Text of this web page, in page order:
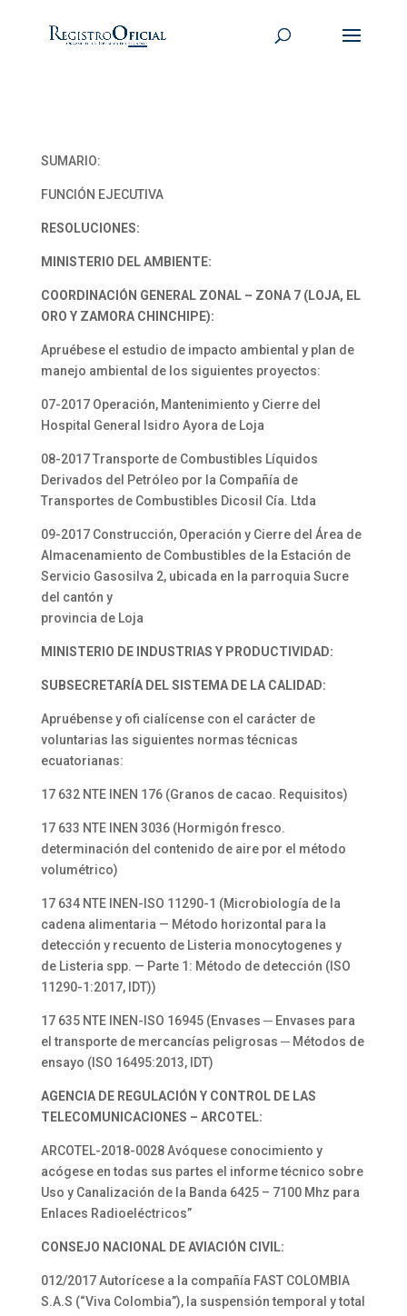
SUMARIO:
FUNCIÓN EJECUTIVA
RESOLUCIONES:
MINISTERIO DEL AMBIENTE:
COORDINACIÓN GENERAL ZONAL – ZONA 7 (LOJA, EL
ORO Y ZAMORA CHINCHIPE):
Apruébese el estudio de impacto ambiental y plan de
manejo ambiental de los siguientes proyectos:
07-2017 Operación, Mantenimiento y Cierre del
Hospital General Isidro Ayora de Loja
08-2017 Transporte de Combustibles Líquidos
Derivados del Petróleo por la Compañía de
Transportes de Combustibles Dicosil Cía. Ltda
09-2017 Construcción, Operación y Cierre del Área de
Almacenamiento de Combustibles de la Estación de
Servicio Gasosilva 2, ubicada en la parroquia Sucre
del cantón y
provincia de Loja
MINISTERIO DE INDUSTRIAS Y PRODUCTIVIDAD:
SUBSECRETARÍA DEL SISTEMA DE LA CALIDAD:
Apruébense y ofi cialícense con el carácter de
voluntarias las siguientes normas técnicas
ecuatorianas:
17 632 NTE INEN 176 (Granos de cacao. Requisitos)
17 633 NTE INEN 3036 (Hormigón fresco.
determinación del contenido de aire por el método
volumétrico)
17 634 NTE INEN-ISO 11290-1 (Microbiología de la
cadena alimentaria — Método horizontal para la
detección y recuento de Listeria monocytogenes y
de Listeria spp. — Parte 1: Método de detección (ISO
11290-1:2017, IDT))
17 635 NTE INEN-ISO 16945 (Envases ─ Envases para
el transporte de mercancías peligrosas ─ Métodos de
ensayo (ISO 16495:2013, IDT)
AGENCIA DE REGULACIÓN Y CONTROL DE LAS
TELECOMUNICACIONES – ARCOTEL:
ARCOTEL-2018-0028 Avóquese conocimiento y
acógese en todas sus partes el informe técnico sobre
Uso y Canalización de la Banda 6425 – 7100 Mhz para
Enlaces Radioeléctricos”
CONSEJO NACIONAL DE AVIACIÓN CIVIL:
012/2017 Autorícese a la compañía FAST COLOMBIA
S.A.S (“Viva Colombia”), la suspensión temporal y total